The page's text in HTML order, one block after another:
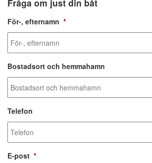
Fråga om just din båt
För-, efternamn *
Bostadsort och hemmahamn
Telefon
E-post *